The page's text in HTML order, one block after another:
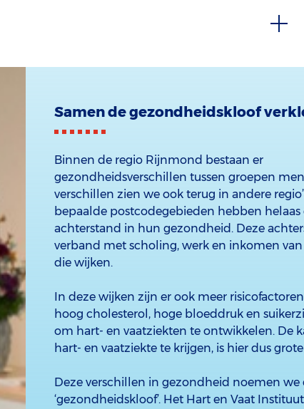
Samen de gezondheidskloof
Binnen de regio Rijnmond bestaan er
gezondheidsverschillen tussen groepen
verschillen zien we ook terug in andere
bepaalde postcodegebieden hebben
achterstand in hun gezondheid. Deze
verband met scholing, werk en inkomen
die wijken.
In deze wijken zijn er ook meer
hoog cholesterol, hoge bloeddruk en
om hart- en vaatziekten te ontwikkelen. De
hart- en vaatziekte te krijgen, is hier dus
Deze verschillen in gezondheid noemen we
‘gezondheidskloof’. Het Hart en Vaat